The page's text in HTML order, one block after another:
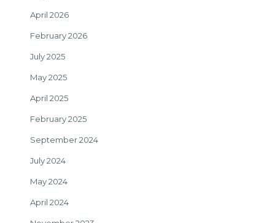
April 2026
February 2026
July 2025
May 2025
April 2025
February 2025
September 2024
July 2024
May 2024
April 2024